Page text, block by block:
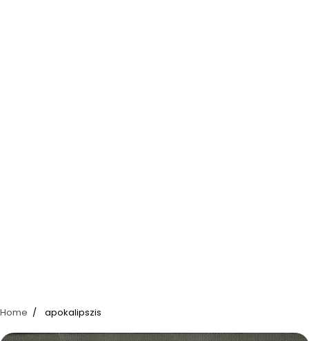
Home apokalipszis